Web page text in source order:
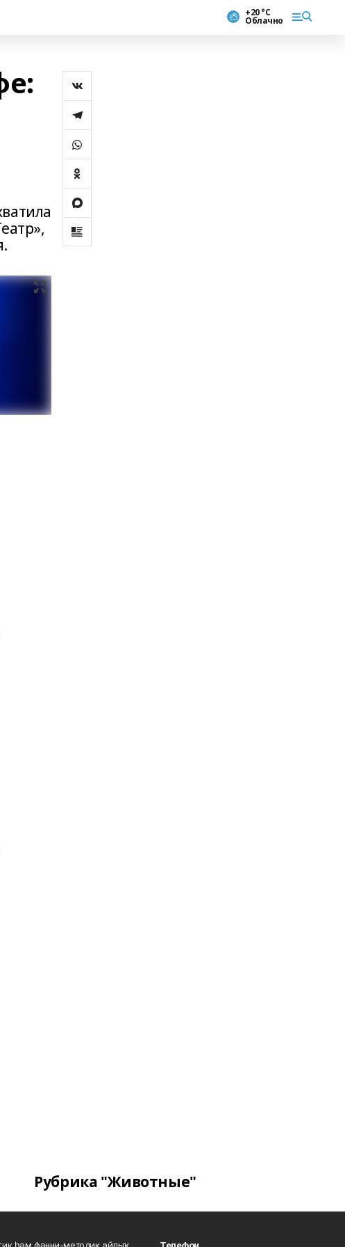
+20 °С
Облачно
Рубрика "Животные"